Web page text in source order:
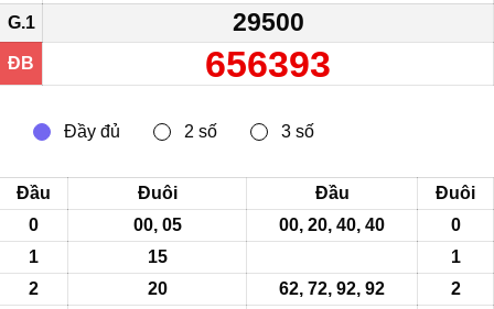
G.1 29500
ĐB 656393
Đầu
Đuôi
0
00, 05
1
15
2
20
Đầu
Đuôi
00, 20, 40, 40
0
1
62, 72, 92, 92
2